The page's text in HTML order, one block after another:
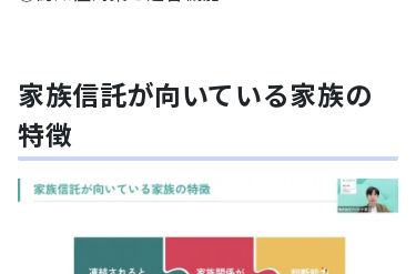
家族信託が向いている家族の
特徴